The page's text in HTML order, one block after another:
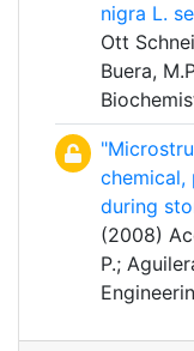
nigra L.
Ott
Buera,
chemical,
during
(2008)
P.;